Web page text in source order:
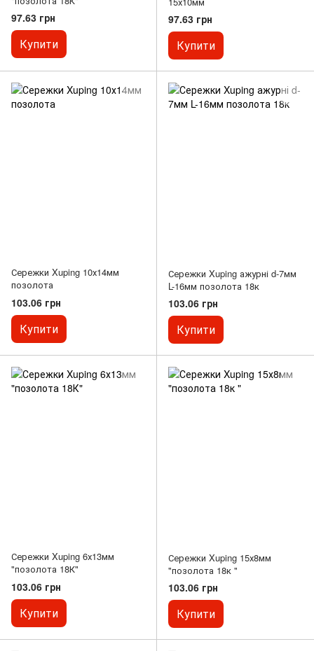
97.63 грн
Купити
97.63 грн
Купити
Сережки Xuping 10х14мм
позолота
103.06 грн
Купити
Сережки Xuping ажурні d-7мм
L-16мм позолота 18к
103.06 грн
Купити
Сережки Xuping 6х13мм
"позолота 18К"
103.06 грн
Купити
Сережки Xuping 15х8мм
"позолота 18к "
103.06 грн
Купити